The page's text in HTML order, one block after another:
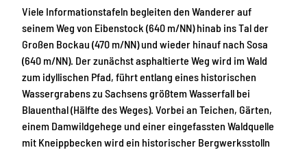
Viele Informationstafeln begleiten den Wanderer auf
seinem Weg von Eibenstock (640 m/NN) hinab ins Tal der
Großen Bockau (470 m/NN) und wieder hinauf nach Sosa
(640 m/NN). Der zunächst asphaltierte Weg wird im Wald
zum idyllischen Pfad, führt entlang eines historischen
Wassergrabens zu Sachsens größtem Wasserfall bei
Blauenthal (Hälfte des Weges). Vorbei an Teichen, Gärten,
einem Damwildgehege und einer eingefassten Waldquelle
mit Kneippbecken wird ein historischer Bergwerksstolln